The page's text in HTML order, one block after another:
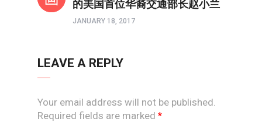
的美国首位华裔交通部长赵小兰
JANUARY 18, 2017
LEAVE A REPLY
Your email address will not be published.
Required fields are marked *